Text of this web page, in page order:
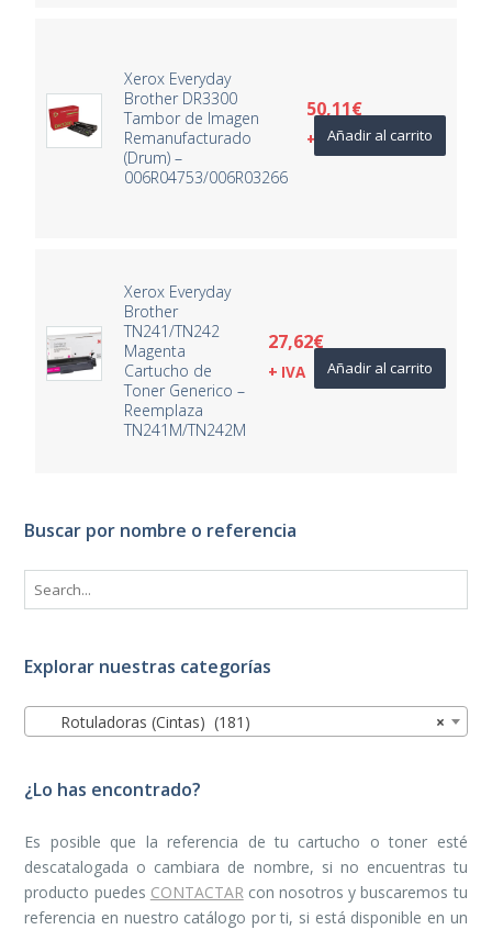
Xerox Everyday
Brother DR3300
Tambor de Imagen
Remanufacturado
(Drum) –
006R04753/006R03266
50,11€
+ IVAAñadir al carrito
Xerox Everyday
Brother
TN241/TN242
Magenta
Cartucho de
Toner Generico –
Reemplaza
TN241M/TN242M
27,62€
+ IVA Añadir al carrito
Buscar por nombre o referencia
Explorar nuestras categorías
×
Rotuladoras (Cintas) (181)
¿Lo has encontrado?
Es posible que la referencia de tu cartucho o toner esté
descatalogada o cambiara de nombre, si no encuentras tu
producto puedes CONTACTARcon nosotros y buscaremos tu
referencia en nuestro catálogo por ti, si está disponible en un